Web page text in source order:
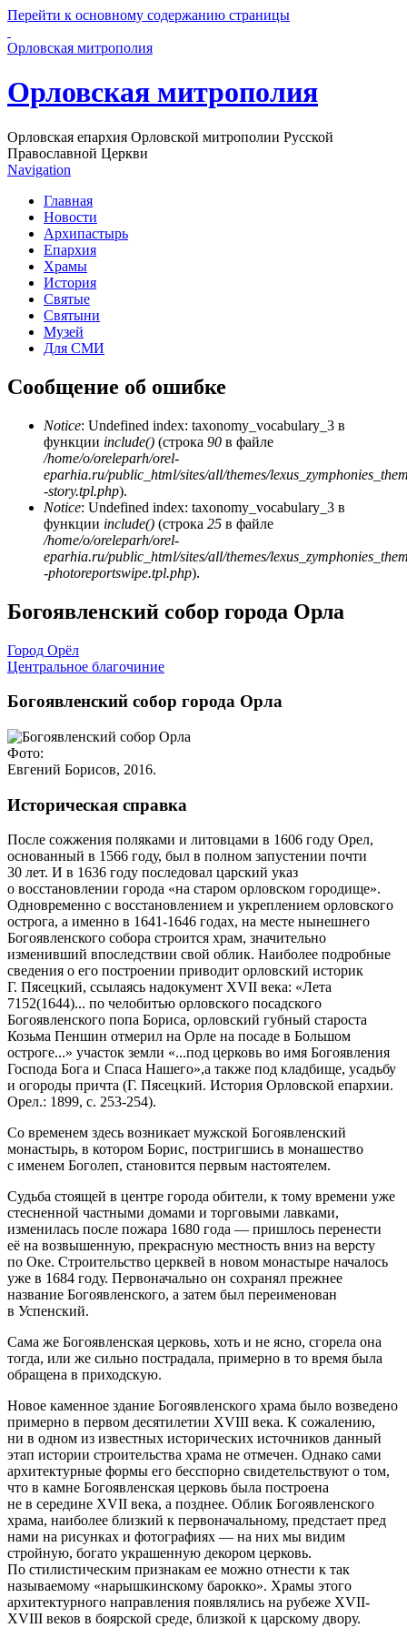
Перейти к основному содержанию страницы
Орловская митрополия
Орловская митрополия
Орловская епархия Орловской митрополии Русской
Православной Церкви
Navigation
Главная
Новости
Архипастырь
Епархия
Храмы
История
Святые
Святыни
Музей
Для СМИ
Сообщение об ошибке
Notice: Undefined index: taxonomy_vocabulary_3 в
функции include() (строка 90 в файле
/home/o/oreleparh/orel-
eparhia.ru/public_html/sites/all/themes/
-story.tpl.php).
Notice: Undefined index: taxonomy_vocabulary_3 в
функции include() (строка 25 в файле
/home/o/oreleparh/orel-
eparhia.ru/public_html/sites/all/themes/
-photoreportswipe.tpl.php).
Богоявленский собор города Орла
Город Орёл
Центральное благочиние
Богоявленский собор города Орла
Фото:
Евгений Борисов, 2016.
Историческая справка
После сожжения поляками и литовцами в 1606 году Орел,
основанный в 1566 году, был в полном запустении почти
30 лет. И в 1636 году последовал царский указ
о восстановлении города «на старом орловском городище».
Одновременно с восстановлением и укреплением орловского
острога, а именно в 1641-1646 годах, на месте нынешнего
Богоявленского собора строится храм, значительно
изменивший впоследствии свой облик. Наиболее подробные
сведения о его построении приводит орловский историк
Г. Пясецкий, ссылаясь надокумент XVII века: «Лета
7152(1644)... по челобитью орловского посадского
Богоявленского попа Бориса, орловский губный староста
Козьма Пеншин отмерил на Орле на посаде в Большом
остроге...» участок земли «...под церковь во имя Богоявления
Господа Бога и Спаса Нашего»,а также под кладбище, усадьбу
и огороды причта (Г. Пясецкий. История Орловской епархии.
Орел.: 1899, с. 253-254).
Со временем здесь возникает мужской Богоявленский
монастырь, в котором Борис, постригшись в монашество
с именем Боголеп, становится первым настоятелем.
Судьба стоящей в центре города обители, к тому времени уже
стесненной частными домами и торговыми лавками,
изменилась после пожара 1680 года — пришлось перенести
её на возвышенную, прекрасную местность вниз на версту
по Оке. Строительство церквей в новом монастыре началось
уже в 1684 году. Первоначально он сохранял прежнее
название Богоявленского, а затем был переименован
в Успенский.
Сама же Богоявленская церковь, хоть и не ясно, сгорела она
тогда, или же сильно пострадала, примерно в то время была
обращена в приходскую.
Новое каменное здание Богоявленского храма было возведено
примерно в первом десятилетии XVIII века. К сожалению,
ни в одном из известных исторических источников данный
этап истории строительства храма не отмечен. Однако сами
архитектурные формы его бесспорно свидетельствуют о том,
что в камне Богоявленская церковь была построена
не в середине XVII века, а позднее. Облик Богоявленского
храма, наиболее близкий к первоначальному, предстает пред
нами на рисунках и фотографиях — на них мы видим
стройную, богато украшенную декором церковь.
По стилистическим признакам ее можно отнести к так
называемому «нарышкинскому барокко». Храмы этого
архитектурного направления появлялись на рубеже XVII-
XVIII веков в боярской среде, близкой к царскому двору.